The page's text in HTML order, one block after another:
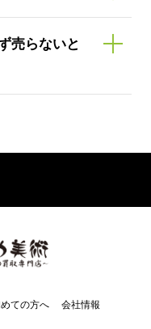
売らないと
ての方へ 会社情報